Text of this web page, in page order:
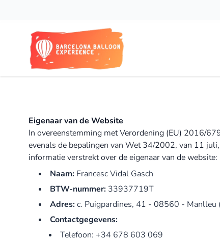
Eigenaar van de Website
In overeenstemming met Verordening (EU) 2016/
evenals de bepalingen van Wet 34/2002, van 11
informatie verstrekt over de eigenaar van de website:
Naam: Francesc Vidal Gasch
BTW-nummer: 33937719T
Adres:c. Puigpardines, 41 - 08560 - Manlleu
Contactgegevens:
Telefoon: +34 678 603 069